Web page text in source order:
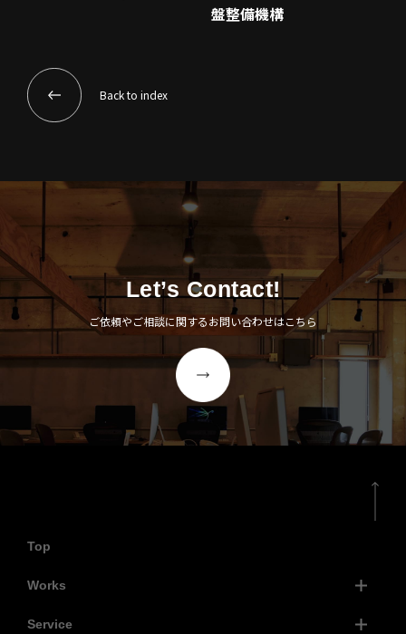
盤整備機構
Back to index
Let’s Contact!
ご依頼やご相談に関するお問い合わせはこちら
Top
Works
Service